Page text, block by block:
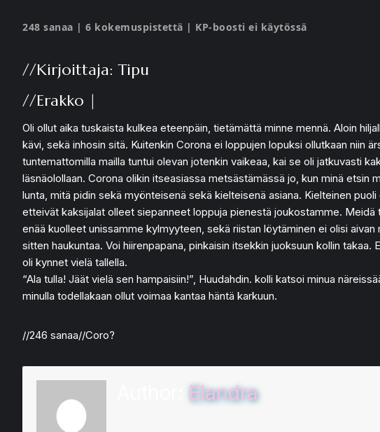
248 sanaa | 6 kokemuspistettä | KP-boosti ei käytössä
//Kirjoittaja: Tipu
//Erakko |
Oli ollut aika tuskaista kulkea eteenpäin, tietämättä minne mennä. Aloin
kävi, sekä inhosin sitä. Kuitenkin Corona ei loppujen lopuksi ollutkaan niin
tuntemattomilla mailla tuntui olevan jotenkin vaikeaa, kai se oli jatkuvasti
läsnäolollaan. Corona olikin itseasiassa metsästämässä jo, kun minä
lunta, mitä pidin sekä myönteisenä sekä kielteisenä asiana. Kielteinen
etteivät kaksijalat olleet siepanneet loppuja pienestä joukostamme.
enää kuolleet unissamme kylmyyteen, sekä riistan löytäminen ei olisi aivan
sitten haukuntaa. Voi hiirenpapana, pinkaisin itsekkin juoksuun kollin
oli kynnet vielä tallella.
“Ala tulla! Jäät vielä sen hampaisiin!”, Huudahdin. kolli katsoi minua
minulla todellakaan ollut voimaa kantaa häntä karkuun.
//246 sanaa//Coro?
Elandra